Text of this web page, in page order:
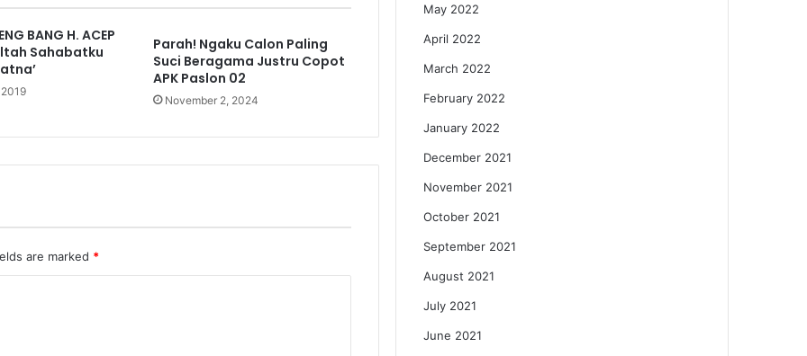
BANG H. ACEP
Sahabatku
Parah! Ngaku Calon Paling
Suci Beragama Justru Copot
APK Paslon 02
November 2, 2024
are marked *
May 2022
April 2022
March 2022
February 2022
January 2022
December 2021
November 2021
October 2021
September 2021
August 2021
July 2021
June 2021